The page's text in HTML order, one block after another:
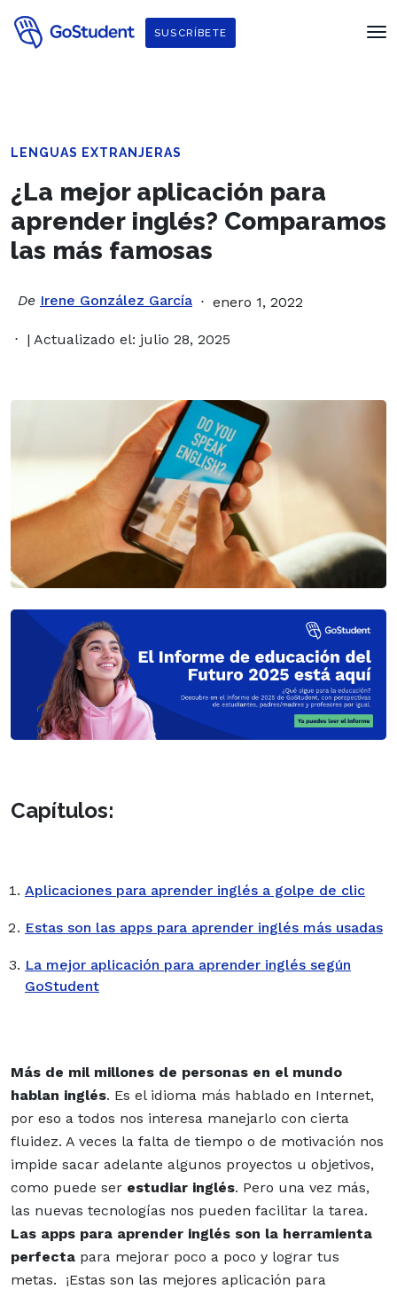
SUSCRÍBETE
LENGUAS EXTRANJERAS
¿La mejor aplicación para
aprender inglés? Comparamos
las más famosas
De Irene González García enero 1, 2022
| Actualizado el: julio 28, 2025
Capítulos:
Aplicaciones para aprender inglés a golpe de clic
Estas son las apps para aprender inglés más usadas
La mejor aplicación para aprender inglés según
GoStudent
Más de mil millones de personas en el mundo
hablan inglés. Es el idioma más hablado en Internet,
por eso a todos nos interesa manejarlo con cierta
fluidez. A veces la falta de tiempo o de motivación nos
impide sacar adelante algunos proyectos u objetivos,
como puede ser estudiar inglés. Pero una vez más,
las nuevas tecnologías nos pueden facilitar la tarea.
Las apps para aprender inglés son la herramienta
perfecta para mejorar poco a poco y lograr tus
metas. ¡Estas son las mejores aplicación para